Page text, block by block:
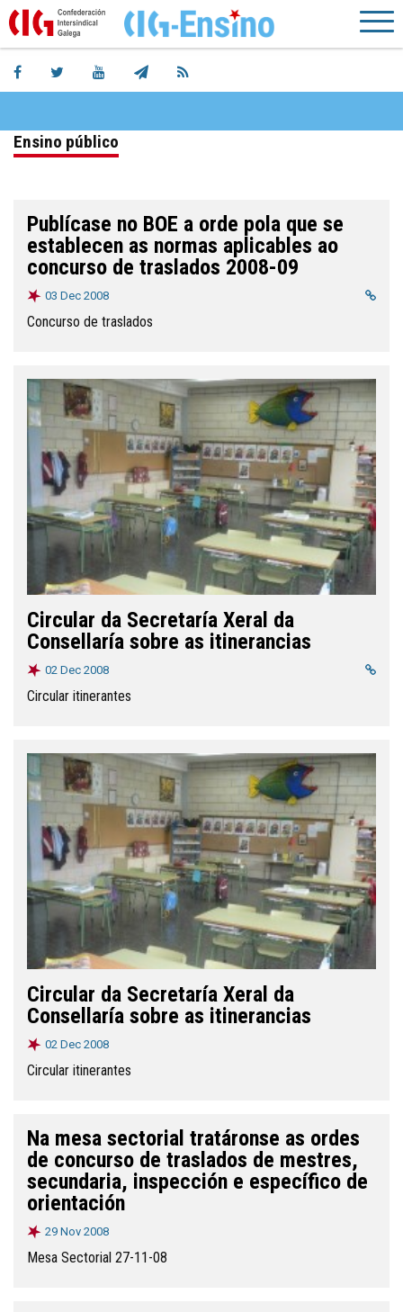
Ensino público
Publícase no BOE a orde pola que se
establecen as normas aplicables ao
concurso de traslados 2008-09
03 Dec 2008
Concurso de traslados
Circular da Secretaría Xeral da
Consellaría sobre as itinerancias
02 Dec 2008
Circular itinerantes
Circular da Secretaría Xeral da
Consellaría sobre as itinerancias
02 Dec 2008
Circular itinerantes
Na mesa sectorial tratáronse as ordes
de concurso de traslados de mestres,
secundaria, inspección e específico de
orientación
29 Nov 2008
Mesa Sectorial 27-11-08